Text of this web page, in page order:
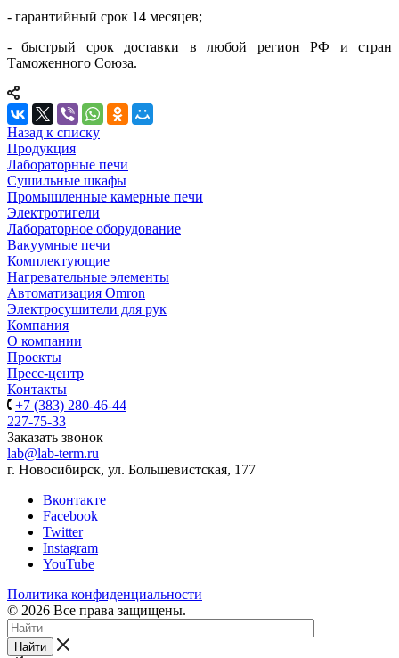
- гарантийный срок 14 месяцев;
- быстрый срок доставки в любой регион РФ и стран
Таможенного Союза.
Назад к списку
Продукция
Лабораторные печи
Сушильные шкафы
Промышленные камерные печи
Электротигели
Лабораторное оборудование
Вакуумные печи
Комплектующие
Нагревательные элементы
Автоматизация Omron
Электросушители для рук
Компания
О компании
Проекты
Пресс-центр
Контакты
+7 (383) 280-46-44
227-75-33
Заказать звонок
lab@lab-term.ru
г. Новосибирск, ул. Большевистская, 177
Вконтакте
Facebook
Twitter
Instagram
YouTube
Политика конфиденциальности
© 2026 Все права защищены.
Найти